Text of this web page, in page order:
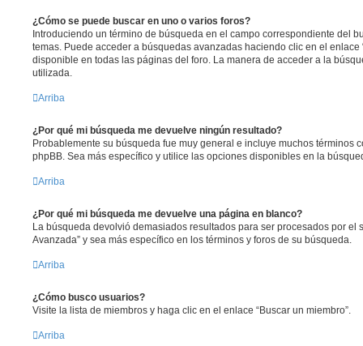
¿Cómo se puede buscar en uno o varios foros?
Introduciendo un término de búsqueda en el campo correspondiente del
temas. Puede acceder a búsquedas avanzadas haciendo clic en el enlace
disponible en todas las páginas del foro. La manera de acceder a la
utilizada.
Arriba
¿Por qué mi búsqueda me devuelve ningún resultado?
Probablemente su búsqueda fue muy general e incluye muchos términos
phpBB. Sea más específico y utilice las opciones disponibles en la
Arriba
¿Por qué mi búsqueda me devuelve una página en blanco?
La búsqueda devolvió demasiados resultados para ser procesados por el
Avanzada” y sea más específico en los términos y foros de su búsqueda.
Arriba
¿Cómo busco usuarios?
Visite la lista de miembros y haga clic en el enlace “Buscar un miembro”.
Arriba